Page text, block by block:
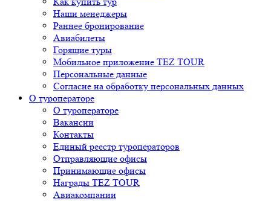
Наши менеджеры
Раннее бронирование
Авиабилеты
Горящие туры
Мобильное приложение TEZ TOUR
Персональные данные
Согласие на обработку персональных данных
О туроператоре
О туроператоре
Вакансии
Контакты
Единый реестр туроператоров
Отправляющие офисы
Принимающие офисы
Награды TEZ TOUR
Авиакомпании